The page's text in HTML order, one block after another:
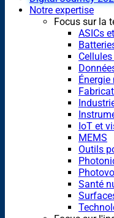
Notre expertise
Focus sur la
ASICs
IoT et
MEMS
Outils
Santé